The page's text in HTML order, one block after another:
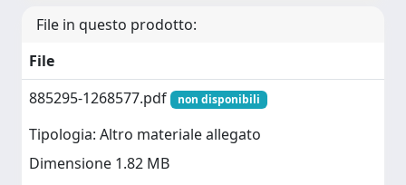
File in questo prodotto:
File
885295-1268577.pdf
non disponibili
Tipologia: Altro materiale allegato
Dimensione 1.82 MB